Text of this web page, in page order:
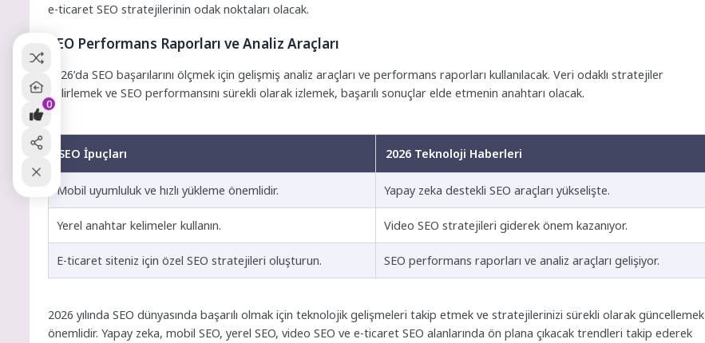
e-ticaret SEO stratejilerinin odak noktaları olacak.
SEO Performans Raporları ve Analiz Araçları
2026’da SEO başarılarını ölçmek için gelişmiş analiz araçları ve performans raporları kullanılacak. Veri odaklı stratejiler
belirlemek ve SEO performansını sürekli olarak izlemek, başarılı sonuçlar elde etmenin anahtarı olacak.
SEO İpuçları 2026 Teknoloji Haberleri
Mobil uyumluluk ve hızlı yükleme önemlidir. Yapay zeka destekli SEO araçları yükselişte.
Yerel anahtar kelimeler kullanın. Video SEO stratejileri giderek önem kazanıyor.
E-ticaret siteniz için özel SEO stratejileri oluşturun. SEO performans raporları ve analiz araçları gelişiyor.
2026 yılında SEO dünyasında başarılı olmak için teknolojik gelişmeleri takip etmek ve stratejilerinizi sürekli olarak güncellemek
önemlidir. Yapay zeka, mobil SEO, yerel SEO, video SEO ve e-ticaret SEO alanlarında ön plana çıkacak trendleri takip ederek
0